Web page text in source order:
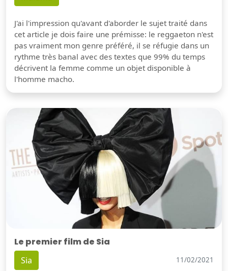
J'ai l'impression qu'avant d'aborder le sujet traité dans
cet article je dois faire une prémisse: le reggaeton n'est
pas vraiment mon genre préféré, il se réfugie dans un
rythme très banal avec des textes que 99% du temps
décrivent la femme comme un objet disponible à
l'homme macho.
Le premier film de Sia
Sia 11/02/2021